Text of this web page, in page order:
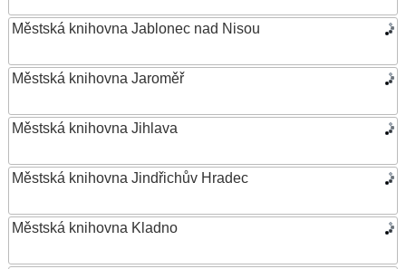
Městská knihovna Jablonec nad Nisou
Městská knihovna Jaroměř
Městská knihovna Jihlava
Městská knihovna Jindřichův Hradec
Městská knihovna Kladno